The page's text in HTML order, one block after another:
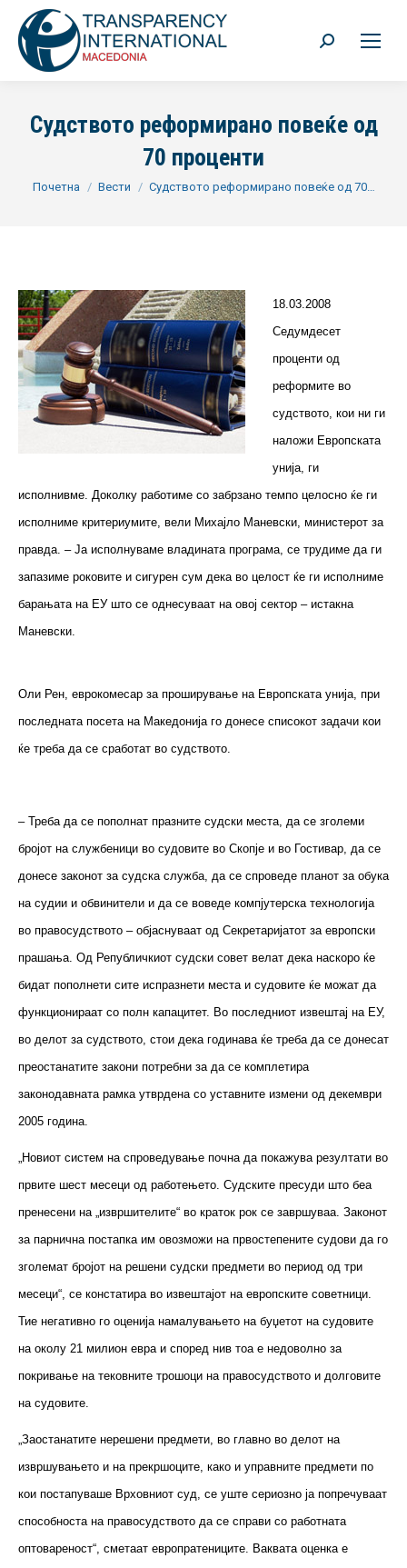
Search:
Судството реформирано повеќе од
70 проценти
You are here:
Почетна Вести Судството реформирано повеќе од 70…
18.03.2008
Седумдесет
проценти од
реформите во
судството, кои ни ги
наложи Европската
унија, ги
исполнивме. Доколку работиме со забрзано темпо целосно ќе ги
исполниме критериумите, вели Михајло Маневски, министерот за
правда. – Ја исполнуваме владината програма, се трудиме да ги
запазиме роковите и сигурен сум дека во целост ќе ги исполниме
барањата на ЕУ што се однесуваат на овој сектор – истакна
Маневски.
Оли Рен, еврокомесар за проширување на Европската унија, при
последната посета на Македонија го донесе списокот задачи кои
ќе треба да се сработат во судството.
– Треба да се пополнат празните судски места, да се зголеми
бројот на службеници во судовите во Скопје и во Гостивар, да се
донесе законот за судска служба, да се спроведе планот за обука
на судии и обвинители и да се воведе компјутерска технологија
во правосудството – објаснуваат од Секретаријатот за европски
прашања. Од Републичкиот судски совет велат дека наскоро ќе
бидат пополнети сите испразнети места и судовите ќе можат да
функционираат со полн капацитет. Во последниот извештај на ЕУ,
во делот за судството, стои дека годинава ќе треба да се донесат
преостанатите закони потребни за да се комплетира
законодавната рамка утврдена со уставните измени од декември
2005 година.
„Новиот систем на спроведување почна да покажува резултати во
првите шест месеци од работењето. Судските пресуди што беа
пренесени на „извршителите“ во краток рок се завршуваа. Законот
за парнична постапка им овозможи на првостепените судови да го
зголемат бројот на решени судски предмети во период од три
месеци“, се констатира во извештајот на европските советници.
Тие негативно го оценија намалувањето на буџетот на судовите
на околу 21 милион евра и според нив тоа е недоволно за
покривање на тековните трошоци на правосудството и долговите
на судовите.
„Заостанатите нерешени предмети, во главно во делот на
извршувањето и на прекршоците, како и управните предмети по
кои постапуваше Врховниот суд, се уште сериозно ја попречуваат
способноста на правосудството да се справи со работната
оптовареност“, сметаат европратениците. Ваквата оценка е